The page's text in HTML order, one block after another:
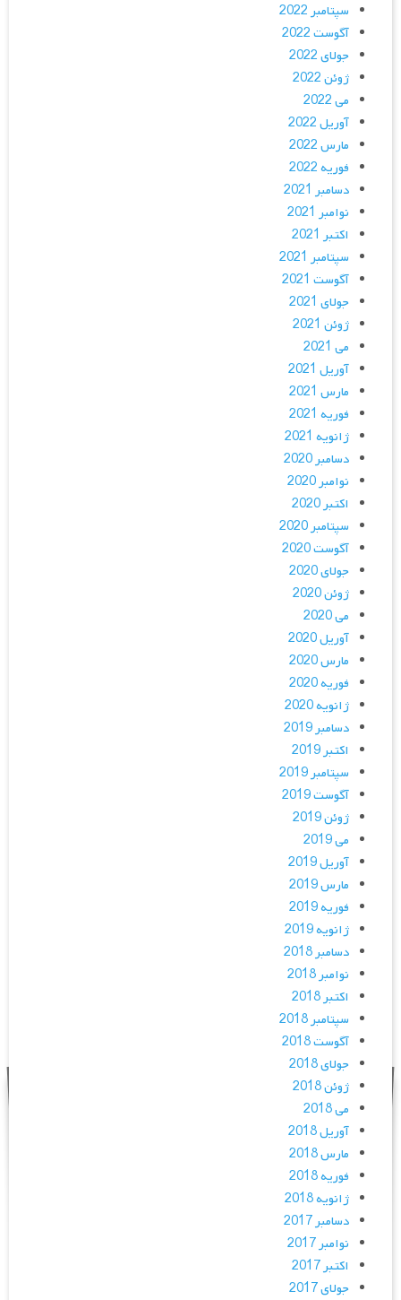
سپتامبر 2022
آگوست 2022
جولای 2022
ژوئن 2022
می 2022
آوریل 2022
مارس 2022
فوریه 2022
دسامبر 2021
نوامبر 2021
اکتبر 2021
سپتامبر 2021
آگوست 2021
جولای 2021
ژوئن 2021
می 2021
آوریل 2021
مارس 2021
فوریه 2021
ژانویه 2021
دسامبر 2020
نوامبر 2020
اکتبر 2020
سپتامبر 2020
آگوست 2020
جولای 2020
ژوئن 2020
می 2020
آوریل 2020
مارس 2020
فوریه 2020
ژانویه 2020
دسامبر 2019
اکتبر 2019
سپتامبر 2019
آگوست 2019
ژوئن 2019
می 2019
آوریل 2019
مارس 2019
فوریه 2019
ژانویه 2019
دسامبر 2018
نوامبر 2018
اکتبر 2018
سپتامبر 2018
آگوست 2018
جولای 2018
ژوئن 2018
می 2018
آوریل 2018
مارس 2018
فوریه 2018
ژانویه 2018
دسامبر 2017
نوامبر 2017
اکتبر 2017
جولای 2017